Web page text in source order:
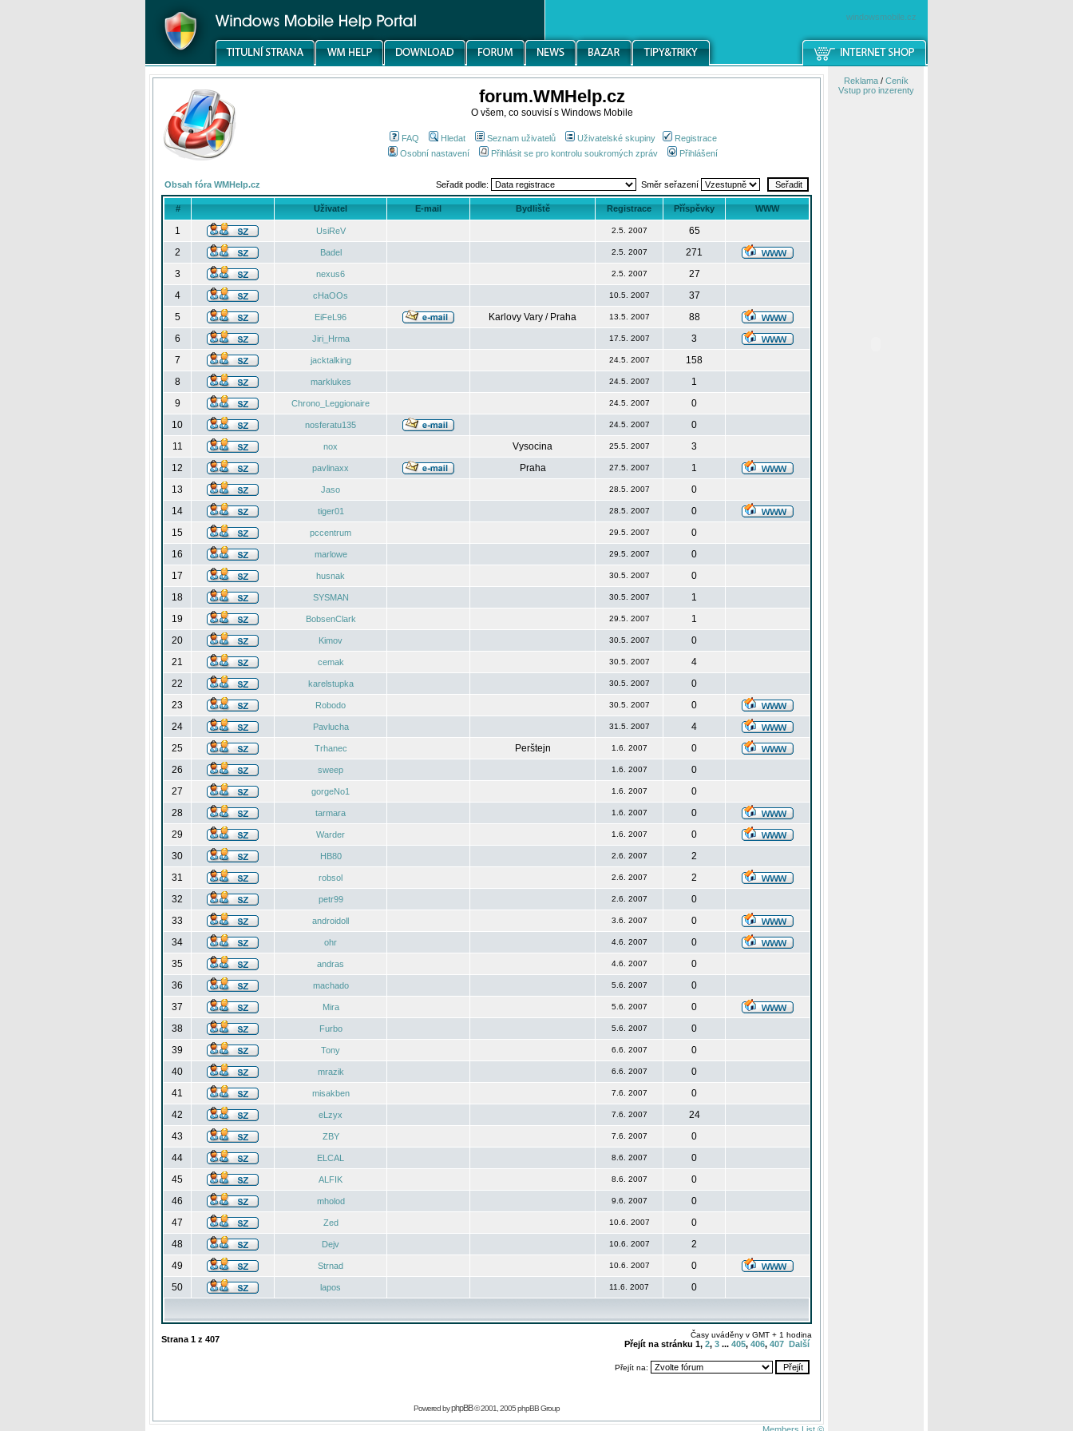
windowsmobile.cz
forum.WMHelp.cz
O všem, co souvisí s Windows Mobile
FAQ Hledat Seznam uživatelů Uživatelské skupiny
Registrace
Osobní nastavení
Přihlásit se pro kontrolu soukromých zpráv Přihlášení
Obsah fóra WMHelp.cz Seřadit podle: Směr seřazení
# Uživatel E-mail Bydliště Registrace Příspěvky WWW
1 UsiReV 2.5. 2007
65
2
Badel 2.5. 2007
271
3
nexus6 2.5. 2007
27
4
cHaOOs 10.5. 2007
37
5
EiFeL96 Karlovy Vary / Praha 13.5. 2007
88
6
Jiri_Hrma 17.5. 2007
3
7
jacktalking 24.5. 2007
158
8
marklukes 24.5. 2007
1
9
Chrono_Leggionaire 24.5. 2007
0
10
nosferatu135 24.5. 2007
0
11
nox Vysocina 25.5. 2007
3
12
pavlinaxx Praha 27.5. 2007
1
13
Jaso 28.5. 2007
0
14
tiger01 28.5. 2007
0
15
pccentrum 29.5. 2007
0
16
marlowe 29.5. 2007
0
17
husnak 30.5. 2007
0
18
SYSMAN 30.5. 2007
1
19
BobsenClark 29.5. 2007
1
20
Kimov 30.5. 2007
0
21
cemak 30.5. 2007
4
22
karelstupka 30.5. 2007
0
23
Robodo 30.5. 2007
0
24
Pavlucha 31.5. 2007
4
25
Trhanec Perštejn 1.6. 2007
0
26
sweep 1.6. 2007
0
27
gorgeNo1 1.6. 2007
0
28
tarmara 1.6. 2007
0
29
Warder 1.6. 2007
0
30
HB80 2.6. 2007
2
31
robsol 2.6. 2007
2
32
petr99 2.6. 2007
0
33
androidoll 3.6. 2007
0
34
ohr 4.6. 2007
0
35
andras 4.6. 2007
0
36
machado 5.6. 2007
0
37
Mira 5.6. 2007
0
38
Furbo 5.6. 2007
0
39
Tony 6.6. 2007
0
40
mrazik 6.6. 2007
0
41
misakben 7.6. 2007
0
42
eLzyx 7.6. 2007
24
43
ZBY 7.6. 2007
0
44
ELCAL 8.6. 2007
0
45
ALFIK 8.6. 2007
0
46
mholod 9.6. 2007
0
47
Zed 10.6. 2007
0
48
Dejv 10.6. 2007
2
49
Strnad 10.6. 2007
0
50
lapos 11.6. 2007 0
Strana 1 z 407 Časy uváděny v GMT + 1 hodina
Přejít na stránku 1, 2, 3 ... 405, 406, 407 Další
Přejít na:
Powered byphpBB© 2001, 2005 phpBB Group
Reklama/ Ceník
Vstup pro inzerenty